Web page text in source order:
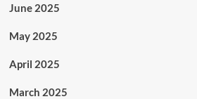
June 2025
May 2025
April 2025
March 2025